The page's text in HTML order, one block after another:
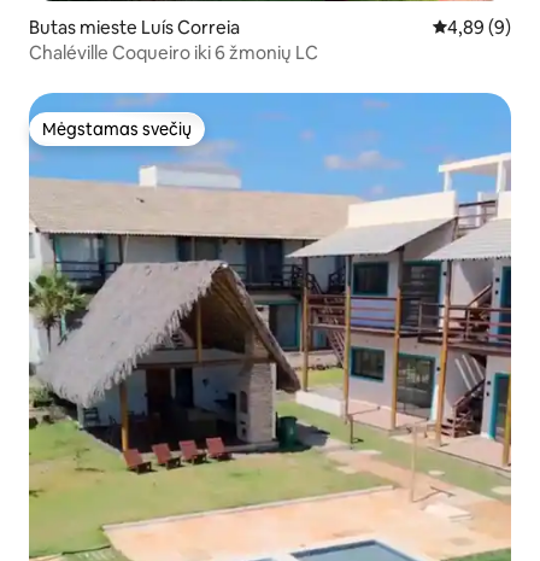
Butas mieste Luís Correia Vidutinis
4,89 (9)
Chaléville Coqueiro iki 6 žmonių LC
Mėgstamas svečių
Mėgstamas svečių